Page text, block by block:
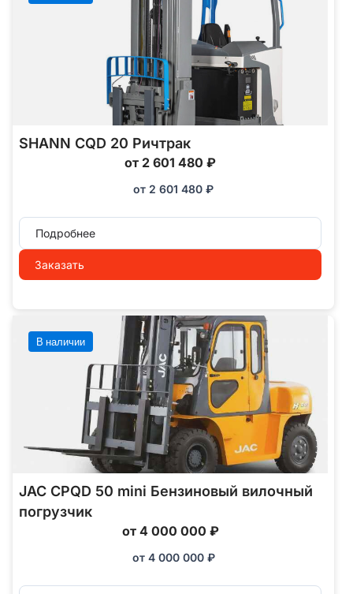
SHANN CQD 20 Ричтрак
от 2 601 480 ₽
от 2 601 480 ₽
Подробнее
Заказать
В наличии
JAC CPQD 50 mini Бензиновый вилочный
погрузчик
от 4 000 000 ₽
от 4 000 000 ₽